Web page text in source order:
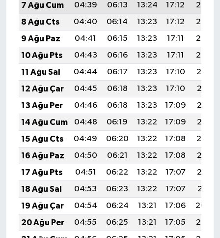
7 Ağu Cum
04:39 06:13 13:24 17:12
20:24
8 Ağu Cts
04:40 06:14 13:23 17:12
20:23
9 Ağu Paz
04:41 06:15 13:23 17:11
20:22
10 Ağu Pts
04:43 06:16 13:23 17:11
20:20
11 Ağu Sal
04:44 06:17 13:23 17:10
20:19
12 Ağu Çar
04:45 06:18 13:23 17:10
20:18
13 Ağu Per
04:46 06:18 13:23 17:09
20:17
14 Ağu Cum
04:48 06:19 13:22 17:09
20:16
15 Ağu Cts
04:49 06:20 13:22 17:08
20:14
16 Ağu Paz
04:50 06:21 13:22 17:08
20:13
17 Ağu Pts
04:51 06:22 13:22 17:07
20:12
18 Ağu Sal
04:53 06:23 13:22 17:07
20:11
19 Ağu Çar
04:54 06:24 13:21 17:06
20:09
20 Ağu Per
04:55 06:25 13:21 17:05
20:08